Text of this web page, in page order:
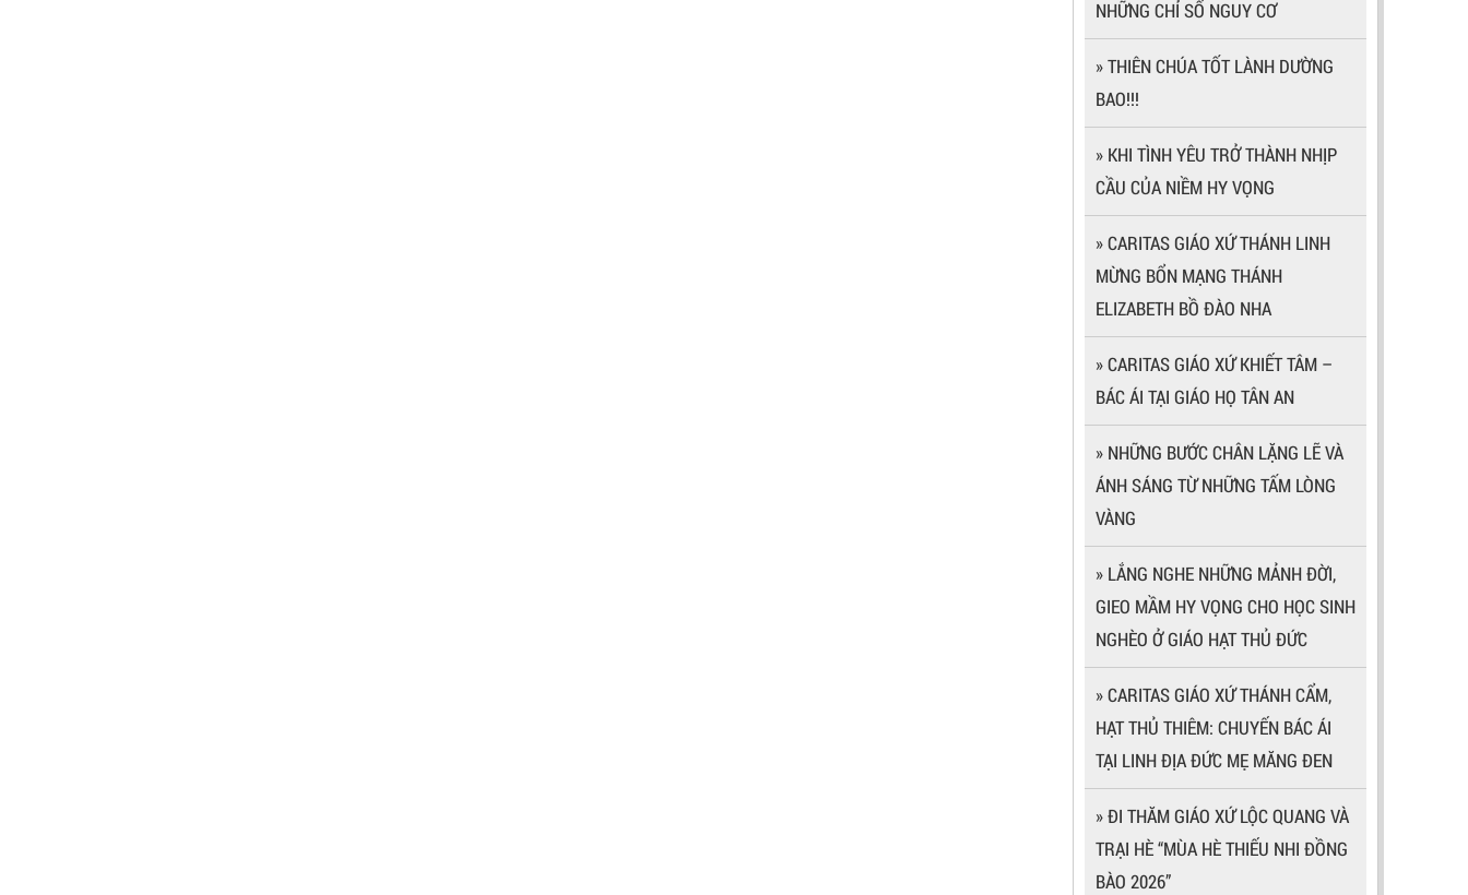
NHỮNG CHỈ SỐ NGUY CƠ
» THIÊN CHÚA TỐT LÀNH DƯỜNG
BAO!!!
» KHI TÌNH YÊU TRỞ THÀNH NHỊP
CẦU CỦA NIỀM HY VỌNG
» CARITAS GIÁO XỨ THÁNH LINH
MỪNG BỔN MẠNG THÁNH
ELIZABETH BỒ ĐÀO NHA
» CARITAS GIÁO XỨ KHIẾT TÂM –
BÁC ÁI TẠI GIÁO HỌ TÂN AN
» NHỮNG BƯỚC CHÂN LẶNG LẼ VÀ
ÁNH SÁNG TỪ NHỮNG TẤM LÒNG
VÀNG
» LẮNG NGHE NHỮNG MẢNH ĐỜI,
GIEO MẦM HY VỌNG CHO HỌC SINH
NGHÈO Ở GIÁO HẠT THỦ ĐỨC
» CARITAS GIÁO XỨ THÁNH CẨM,
HẠT THỦ THIÊM: CHUYẾN BÁC ÁI
TẠI LINH ĐỊA ĐỨC MẸ MĂNG ĐEN
» ĐI THĂM GIÁO XỨ LỘC QUANG VÀ
TRẠI HÈ “MÙA HÈ THIẾU NHI ĐỒNG
BÀO 2026”